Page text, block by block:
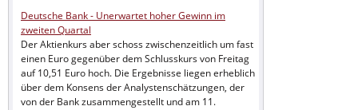
Deutsche Bank - Unerwartet hoher Gewinn im
zweiten Quartal
Der Aktienkurs aber schoss zwischenzeitlich um fast
einen Euro gegenüber dem Schlusskurs von Freitag
auf 10,51 Euro hoch. Die Ergebnisse liegen erheblich
über dem Konsens der Analystenschätzungen, der
von der Bank zusammengestellt und am 11.